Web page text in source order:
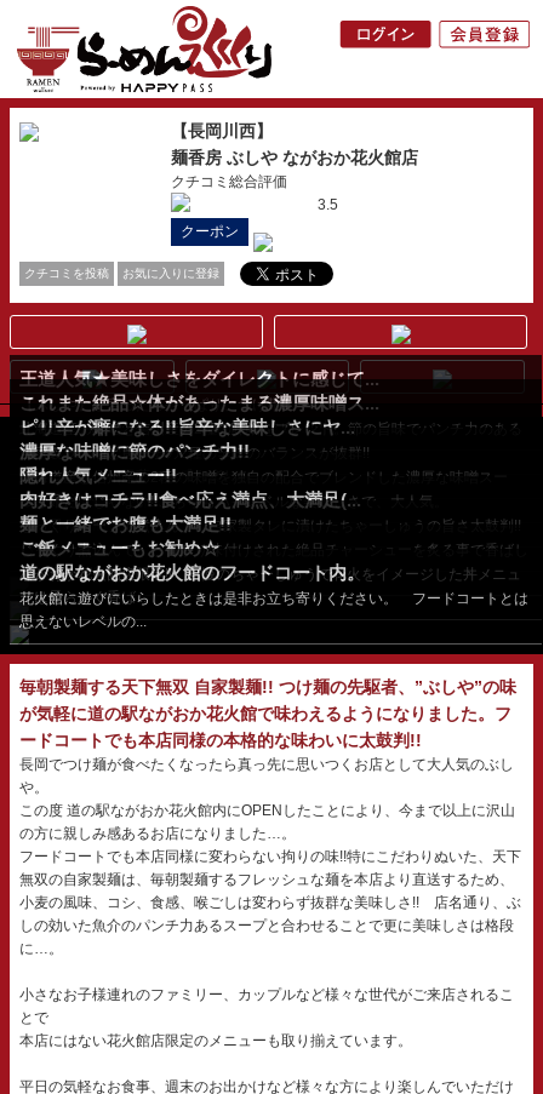
【長岡川西】
麺香房 ぶしや ながおか花火館店
クチコミ総合評価
3.5
クーポン
クチコミを投稿 お気に入りに登録
王道人気★美味しさをダイレクトに感じて...
【ぶしや】と言ったらやっぱり、つけ麺!!
まずは、麺をそのまま食べてみてください…!!小...
これまた絶品☆体があったまる濃厚味噌ス...
北海道産の味噌と信州産の2種の味噌をブレンド。節の旨味でパンチ力のある
濃厚なスープの旨さ...
ピリ辛が癖になる!!旨辛な美味しさにヤ...
自家製ラー油と唐辛子の2種の辛味のバランスが抜群!!
揚げニンニクと玉葱の食感も楽しみ...
濃厚な味噌に節のパンチ力!!
北海道産と信州産の2種の味噌を独自の配合でブレンドした濃厚な味噌スー
プ!! 醤油ベースとは...
隠れ人気メニュー!!
つけ麺だけじゃない!!こちらもハイレベルな美味しさで、大人気。
濃い口の醤油ダレにと...
肉好きはコチラ!!食べ応え満点、大満足(...
じっくりスープで煮込んで、自家製タレに漬けたちゃーしゅうの旨さ太鼓判!!
バーナーで...
麺と一緒でお腹も大満足!!
じっくり煮込んで、しっかり味付けされた絶品チャーシューを炙る事で香ばし
さと旨味が倍増!!...
ご飯メニューもお勧め☆
ながおか花火館店限定!! 自慢のちゃーしゅうで花火をイメージした丼メニュ
ーは柔らかく香ば...
道の駅ながおか花火館のフードコート内。
花火館に遊びにいらしたときは是非お立ち寄りください。 フードコートとは
思えないレベルの...
毎朝製麺する天下無双 自家製麺!! つけ麺の先駆者、”ぶしや”の味
が気軽に道の駅ながおか花火館で味わえるようになりました。フ
ードコートでも本店同様の本格的な味わいに太鼓判!!
長岡でつけ麺が食べたくなったら真っ先に思いつくお店として大人気のぶし
や。
この度 道の駅ながおか花火館内にOPENしたことにより、今まで以上に沢山
の方に親しみ感あるお店になりました…。
フードコートでも本店同様に変わらない拘りの味!!特にこだわりぬいた、天下
無双の自家製麺は、毎朝製麺するフレッシュな麺を本店より直送するため、
小麦の風味、コシ、食感、喉ごしは変わらず抜群な美味しさ!! 店名通り、ぶ
しの効いた魚介のパンチ力あるスープと合わせることで更に美味しさは格段
に…。
小さなお子様連れのファミリー、カップルなど様々な世代がご来店されるこ
とで
本店にはない花火館店限定のメニューも取り揃えています。
平日の気軽なお食事、週末のお出かけなど様々な方により楽しんでいただけ